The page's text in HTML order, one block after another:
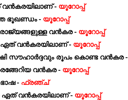
- യൂറോപ്പ്
ഭൂഖണ്ഡം - യൂറോപ്പ്
വൻകര - യൂറോപ്പ്
ഏത് വൻകരയിലാണ് - യൂറോപ്പ്
സൗഹാർദ്ദവും രൂപം കൊണ്ട വൻകര -
വൻകര - യൂറോപ്പ്
- ഫ്രഞ്ച്
വൻകരയിലാണ് - യൂറോപ്പ്